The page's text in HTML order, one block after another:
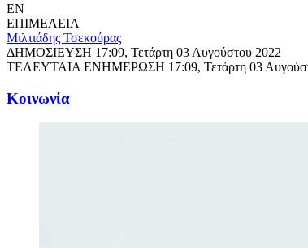
EN
ΕΠΙΜΕΛΕΙΑ
Μιλτιάδης Τσεκούρας
ΔΗΜΟΣΙΕΥΣΗ 17:09, Τετάρτη 03 Αυγούστου 2022
ΤΕΛΕΥΤΑΙΑ ΕΝΗΜΕΡΩΣΗ 17:09, Τετάρτη 03
Κοινωνία